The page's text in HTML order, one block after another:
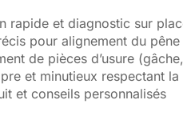
rapide et diagnostic sur
pour alignement du
de pièces d’usure
et minutieux respectant
et conseils personnalisés